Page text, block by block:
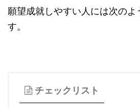
願望成就しやすい人には次のよ
す。
チェックリスト